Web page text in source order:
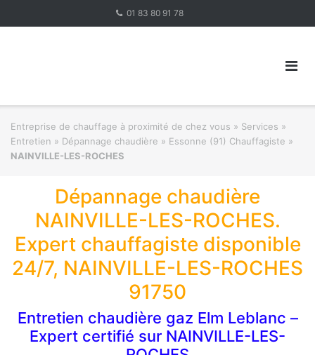
01 83 80 91 78
Entreprise de chauffage à proximité de chez vous » Services »
Entretien » Dépannage chaudière » Essonne (91) Chauffagiste »
NAINVILLE-LES-ROCHES
Dépannage chaudière
NAINVILLE-LES-ROCHES.
Expert chauffagiste disponible
24/7, NAINVILLE-LES-ROCHES
91750
Entretien chaudière gaz Elm Leblanc –
Expert certifié sur NAINVILLE-LES-